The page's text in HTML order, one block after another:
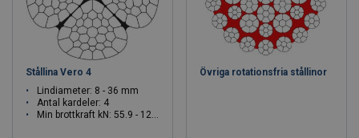
Stållina Vero 4
Lindiameter: 8 - 36 mm
Antal kardeler: 4
Min brottkraft kN: 55.9 - 1208
Övriga rotationsfria stållinor